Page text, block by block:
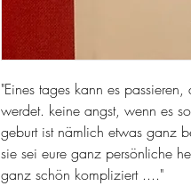
"Eines tages kann es
werdet. keine angst, wenn es
geburt ist nämlich etwas ganz
sie sei eure ganz persönliche
ganz schön kompliziert ...."